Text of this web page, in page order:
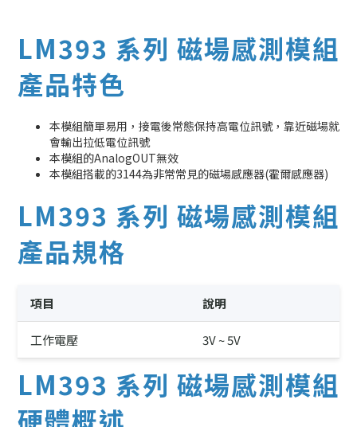
LM393 系列 磁場感測模組
產品特色
本模組簡單易用，接電後常態保持高電位訊號，靠近磁場就
會輸出拉低電位訊號
本模組的AnalogOUT無效
本模組搭載的3144為非常常見的磁場感應器(霍爾感應器)
LM393 系列 磁場感測模組
產品規格
項目 說明
工作電壓 3V ~ 5V
LM393 系列 磁場感測模組